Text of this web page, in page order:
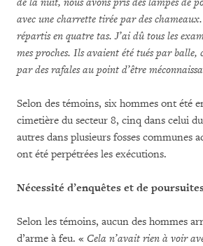
avec une charrette tirée par des
répartis en quatre tas. J’ai dû tous les
mes proches. Ils avaient été tués par balle,
par des rafales au point d’être
Selon des témoins, six hommes ont été
cimetière du secteur 8, cinq dans celui
autres dans plusieurs fosses communes
ont été perpétrées les exécutions.
Nécessité d’enquêtes et de
Selon les témoins, aucun des hommes
d’arme à feu. « Cela n’avait rien à voir